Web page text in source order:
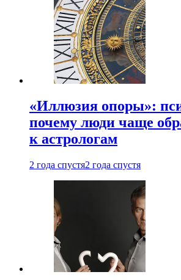
«Иллюзия опоры»:
почему люди чаще
к астрологам
2 года спустя2 года спустя